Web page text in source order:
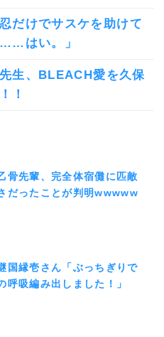
だけでサスケを助けて
はい。」
生、BLEACH愛を久保
！
骨先輩、完全体宿儺に匹敵
だったことが判明wwwww
国縁壱さん「ぶっちぎりで
呼吸編み出しました！」